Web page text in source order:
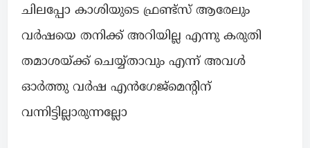
ചിലപ്പോ കാശിയുടെ ഫ്രണ്ട്സ് ആരേലും
വർഷയെ തനിക്ക് അറിയില്ല എന്നു കരുതി
തമാശയ്ക്ക് ചെയ്യ്താവും എന്ന് അവൾ
ഓർത്തു വർഷ എൻഗേജ്മെന്റിന്
വന്നിട്ടില്ലാരുന്നല്ലോ